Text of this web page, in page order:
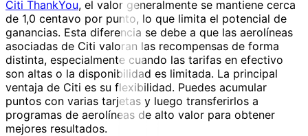
Citi ThankYou, el valor generalmente se mantiene cerca
de 1,0 centavo por punto, lo que limita el potencial de
ganancias. Esta diferencia se debe a que las aerolíneas
asociadas de Citi valoran las recompensas de forma
distinta, especialmente cuando las tarifas en efectivo
son altas o la disponibilidad es limitada. La principal
ventaja de Citi es su flexibilidad. Puedes acumular
puntos con varias tarjetas y luego transferirlos a
programas de aerolíneas de alto valor para obtener
mejores resultados.